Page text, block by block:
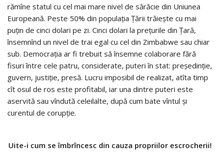
rămîne statul cu cel mai mare nivel de sărăcie din Uniunea
Europeană. Peste 50% din populaţia Ţării trăieşte cu mai
puţin de cinci dolari pe zi. Cinci dolari la preţurile din Ţară,
însemnînd un nivel de trai egal cu cel din Zimbabwe sau chiar
sub. Democraţia ar fi trebuit să însemne colaborare fără
fisuri între cele patru, considerate, puteri în stat: preşedinţie,
guvern, justiţie, presă. Lucru imposibil de realizat, atîta timp
cît osul de ros este profitabil, iar una dintre puteri este
aservită sau vîndută celeilalte, după cum bate vîntul şi
curentul de corupţie.
Uite-i cum se îmbrîncesc din cauza propriilor escrocherii!